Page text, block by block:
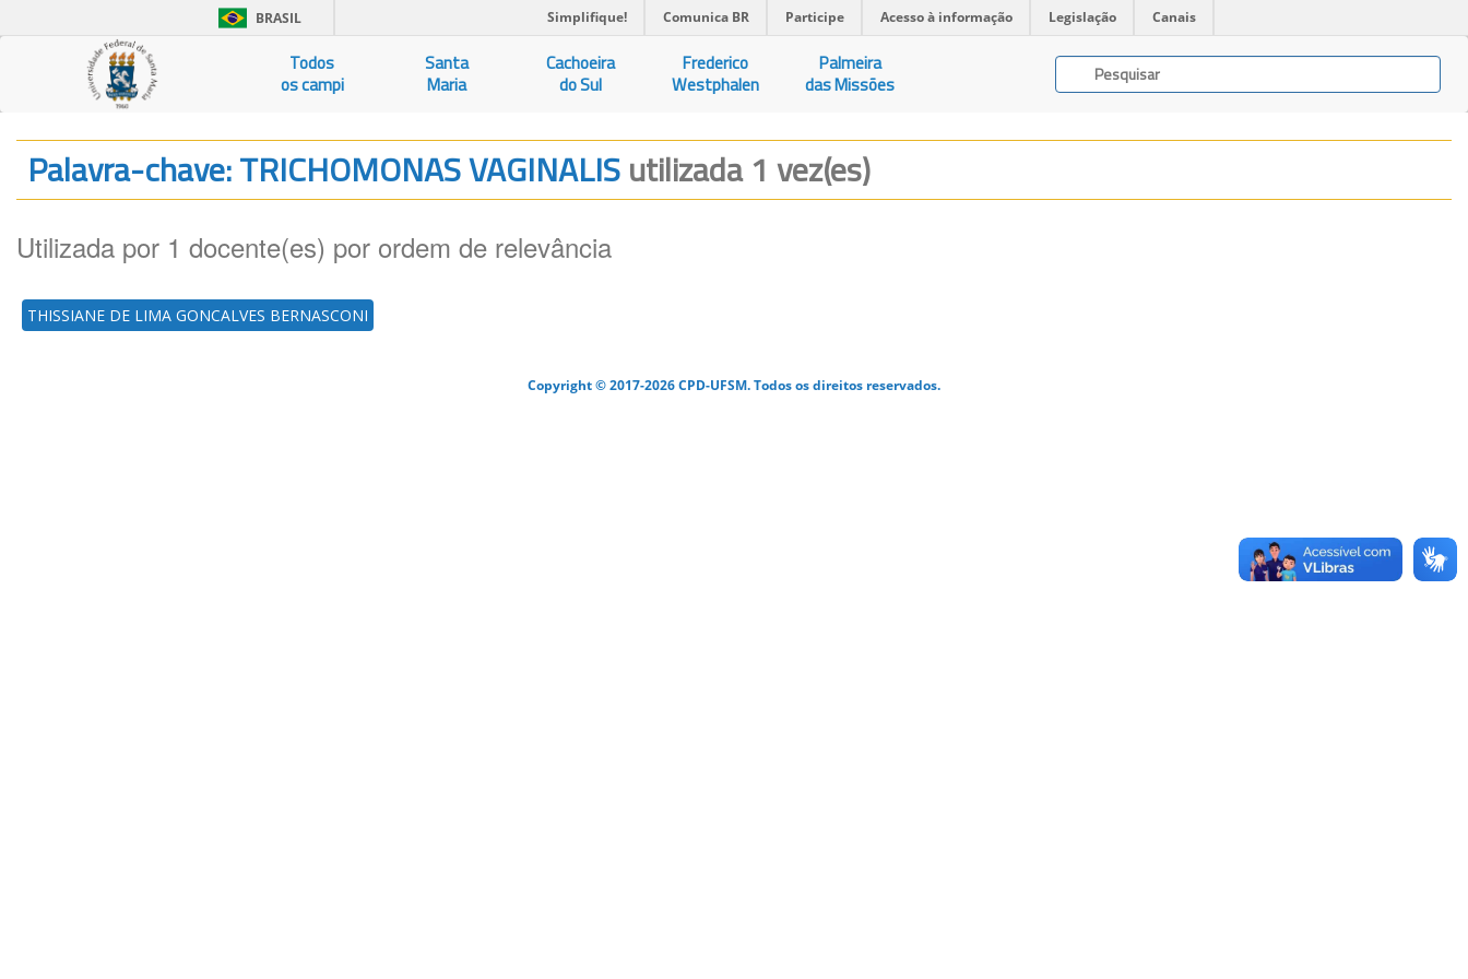
BRASIL Simplifique! Comunica BR Participe Acesso à informação Legislação Canais
Todos
os campi
Santa
Maria
Cachoeira
do Sul
Frederico
Westphalen
Palmeira
das Missões
Palavra-chave: TRICHOMONAS VAGINALISutilizada 1 vez(es)
Utilizada por 1 docente(es) por ordem de relevância
THISSIANE DE LIMA GONCALVES BERNASCONI
Copyright © 2017-2026 CPD-UFSM. Todos os direitos reservados.